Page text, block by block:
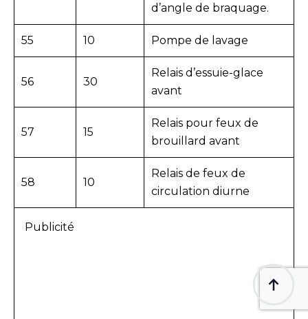
d’angle de braquage.
55 10 Pompe de lavage
56 30
Relais d’essuie-glace
avant
57 15
Relais pour feux de
brouillard avant
58 10
Relais de feux de
circulation diurne
Publicité